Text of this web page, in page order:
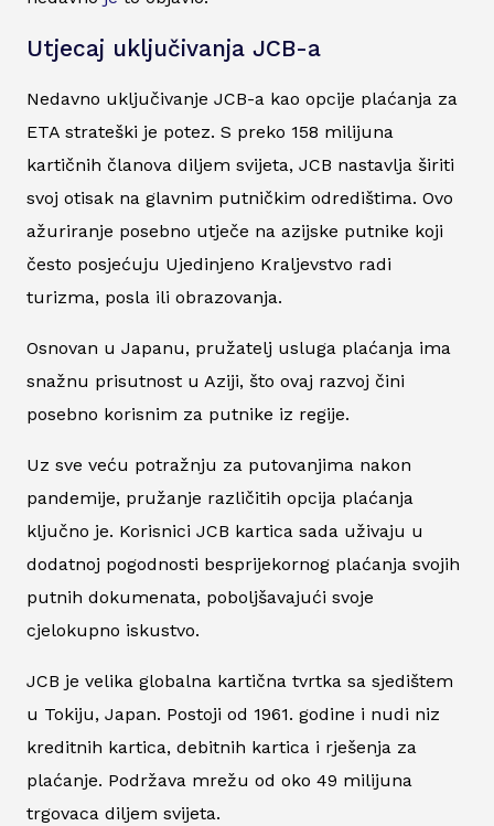
Utjecaj uključivanja JCB-a
Nedavno uključivanje JCB-a kao opcije plaćanja za
ETA strateški je potez. S preko 158 milijuna
kartičnih članova diljem svijeta, JCB nastavlja širiti
svoj otisak na glavnim putničkim odredištima. Ovo
ažuriranje posebno utječe na azijske putnike koji
često posjećuju Ujedinjeno Kraljevstvo radi
turizma, posla ili obrazovanja.
Osnovan u Japanu, pružatelj usluga plaćanja ima
snažnu prisutnost u Aziji, što ovaj razvoj čini
posebno korisnim za putnike iz regije.
Uz sve veću potražnju za putovanjima nakon
pandemije, pružanje različitih opcija plaćanja
ključno je. Korisnici JCB kartica sada uživaju u
dodatnoj pogodnosti besprijekornog plaćanja svojih
putnih dokumenata, poboljšavajući svoje
cjelokupno iskustvo.
JCB je velika globalna kartična tvrtka sa sjedištem
u Tokiju, Japan. Postoji od 1961. godine i nudi niz
kreditnih kartica, debitnih kartica i rješenja za
plaćanje. Podržava mrežu od oko 49 milijuna
trgovaca diljem svijeta.